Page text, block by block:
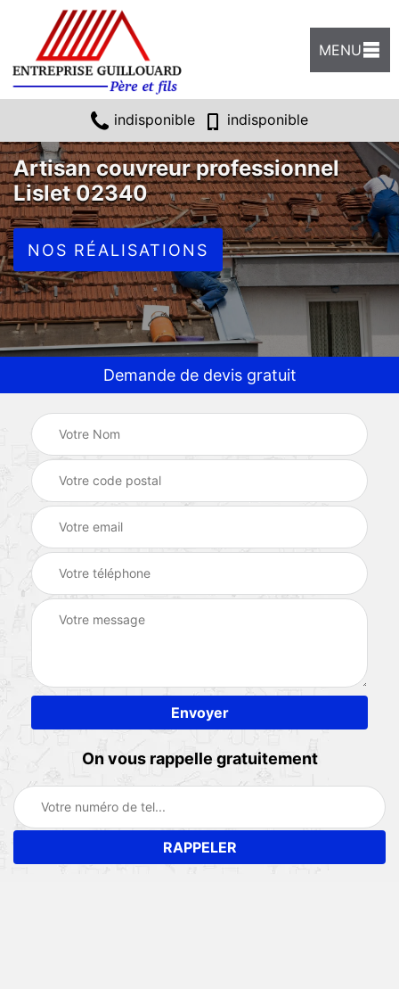
MENU
indisponible indisponible
Artisan couvreur professionnel
Lislet 02340
NOS RÉALISATIONS
Demande de devis gratuit
On vous rappelle gratuitement